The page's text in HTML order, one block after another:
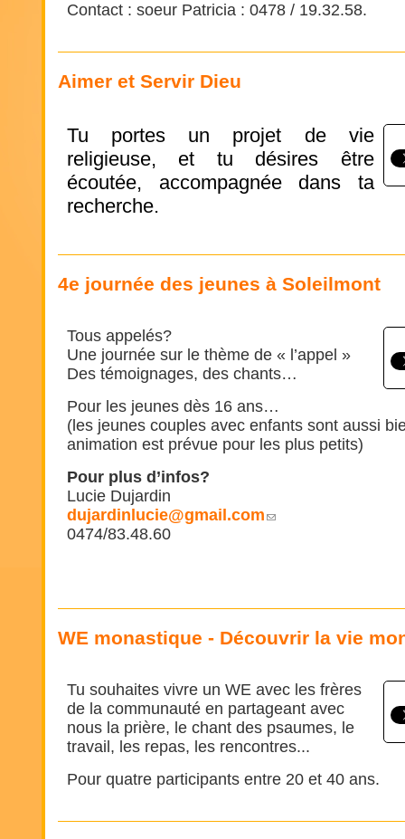
Contact : soeur Patricia : 0478 / 19.32.58.
Aimer et Servir Dieu
Tu portes un projet de vie
religieuse, et tu désires être
écoutée, accompagnée dans ta
recherche.
4e journée des jeunes à Soleilmont
Tous appelés?
Une journée sur le thème de « l’appel »
Des témoignages, des chants…
Pour les jeunes dès 16 ans…
(les jeunes couples avec enfants sont aussi
animation est prévue pour les plus petits)
Pour plus d’infos?
Lucie Dujardin
dujardinlucie@gmail.com
0474/83.48.60
WE monastique - Découvrir la vie
Tu souhaites vivre un WE avec les frères
de la communauté en partageant avec
nous la prière, le chant des psaumes, le
travail, les repas, les rencontres...
Pour quatre participants entre 20 et 40 ans.